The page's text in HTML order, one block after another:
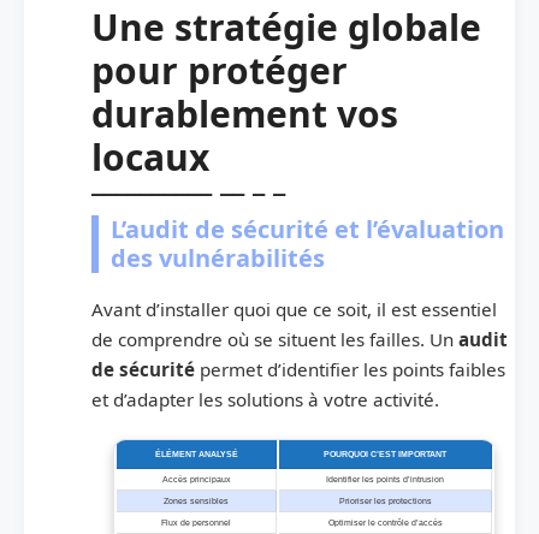
Une stratégie globale
pour protéger
durablement vos
locaux
L’audit de sécurité et l’évaluation
des vulnérabilités
Avant d’installer quoi que ce soit, il est essentiel
de comprendre où se situent les failles. Un audit
de sécurité permet d’identifier les points faibles
et d’adapter les solutions à votre activité.
ÉLÉMENT ANALYSÉ POURQUOI C’EST IMPORTANT
Accès principaux Identifier les points d’intrusion
Zones sensibles Prioriser les protections
Flux de personnel Optimiser le contrôle d’accès